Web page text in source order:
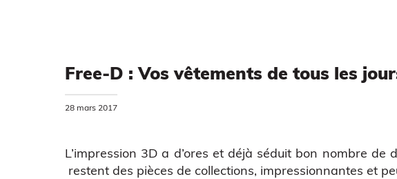
Free-D : Vos vêtements de tous les
28 mars 2017
L’impression 3D a d’ores et déjà séduit bon nombre de
restent des pièces de collections, impressionnantes et